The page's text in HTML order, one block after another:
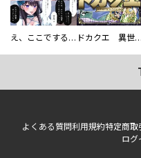
え、ここでするの？ アイドルのファンが知らない日常 ドカクエ 異世界ドカコッククエスト
よくある質問利用規約特定商取
ログ